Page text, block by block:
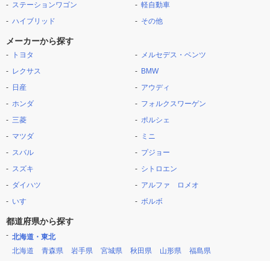
ステーションワゴン
ハイブリッド
軽自動車
その他
メーカーから探す
トヨタ
レクサス
日産
ホンダ
三菱
マツダ
スバル
スズキ
ダイハツ
いすゞ
メルセデス・ベンツ
BMW
アウディ
フォルクスワーゲン
ポルシェ
ミニ
プジョー
シトロエン
アルファ ロメオ
ボルボ
都道府県から探す
北海道・東北
北海道
青森県 岩手県 宮城県 秋田県 山形県 福島県